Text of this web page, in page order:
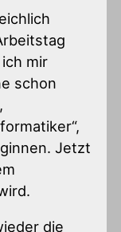
mir
schon
Jetzt
die